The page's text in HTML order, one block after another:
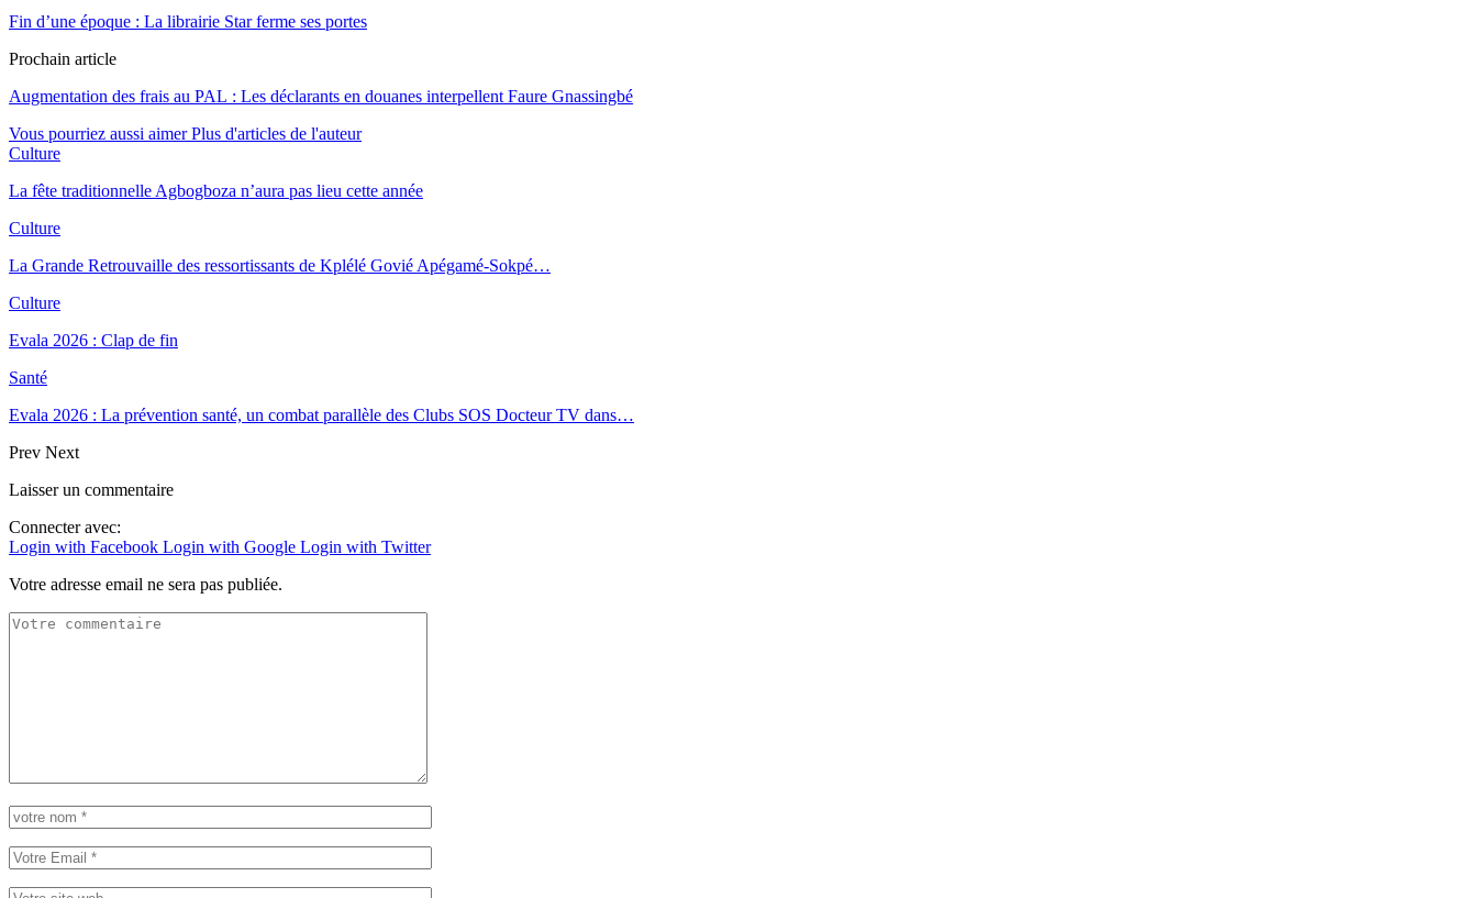
Fin d’une époque : La librairie Star ferme ses portes
Prochain article
Augmentation des frais au PAL : Les déclarants en douanes interpellent Faure Gnassingbé
Vous pourriez aussi aimer Plus d'articles de l'auteur
Culture
La fête traditionnelle Agbogboza n’aura pas lieu cette année
Culture
La Grande Retrouvaille des ressortissants de Kplélé Govié Apégamé-Sokpé…
Culture
Evala 2026 : Clap de fin
Santé
Evala 2026 : La prévention santé, un combat parallèle des Clubs SOS Docteur TV dans…
Prev Next
Laisser un commentaire
Connecter avec:
Login with Facebook Login with Google Login with Twitter
Votre adresse email ne sera pas publiée.